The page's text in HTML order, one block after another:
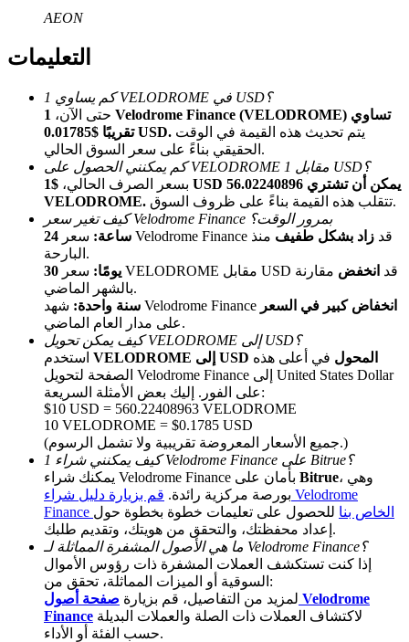
الإحالة
قم بدعوة صديق لتحصل على مكافآت نقدية
Deposit CASHCAT & Win
Deposit CASHCAT & Win
Share 500000 CASHCAT prize pool
Exclusive for BitMart Users
Register & Trade to Win 500,000 USDT
AEON
التعليمات
كم يساوي 1 VELODROME في USD؟
حتى الآن، 1 Velodrome Finance (VELODROME) تساوي
تقريبًا $0.01785 USD.
الحقيقي بناءً على سعر السوق الحالي.
كم يمكنني الحصول على VELODROME مقابل 1 USD؟
بسعر الصرف الحالي،
$1 USD يمكن أن تشتري 56.02240896
VELODROME.
تتقلب هذه القيمة بناءً على ظروف السوق.
كيف تغير سعر Velodrome Finance بمرور الوقت؟
24 ساعة:
سعر Velodrome Finance قد زاد بشكل طفيف منذ
البارحة.
30 يومًا:
سعر VELODROME مقابل USD قد انخفض مقارنة
بالشهر الماضي.
سنة واحدة: شهد Velodrome Finance انخفاض كبير في السعر
على مدار العام الماضي.
كيف يمكن تحويل VELODROME إلى USD؟
VELODROME إلى USD المحول في أعلى هذه
الصفحة لتحويل Velodrome Finance إلى United States Dollar
على الفور. إليك بعض الأمثلة السريعة:
$10 USD = 560.22408963 VELODROME
10 VELODROME = $0.1785 USD
(جميع الأسعار المعروضة تقريبية ولا تشمل الرسوم.)
كيف يمكنني شراء 1 Velodrome Finance على Bitrue؟
Bitrue، وهي
بورصة مركزية رائدة. قم بزيارة دليل شراء Velodrome
Finance الخاص بنا للحصول على تعليمات خطوة بخطوة حول
إعداد محفظتك، والتحقق من هويتك، وتقديم طلبك.
ما هي الأصول المشفرة المماثلة لـ Velodrome Finance؟
إذا كنت تستكشف العملات المشفرة ذات رؤوس الأموال
السوقية أو الميزات المماثلة، تحقق من:
لمزيد من التفاصيل، قم بزيارة صفحة أصول Velodrome
Finance
حسب الفئة أو الأداء.